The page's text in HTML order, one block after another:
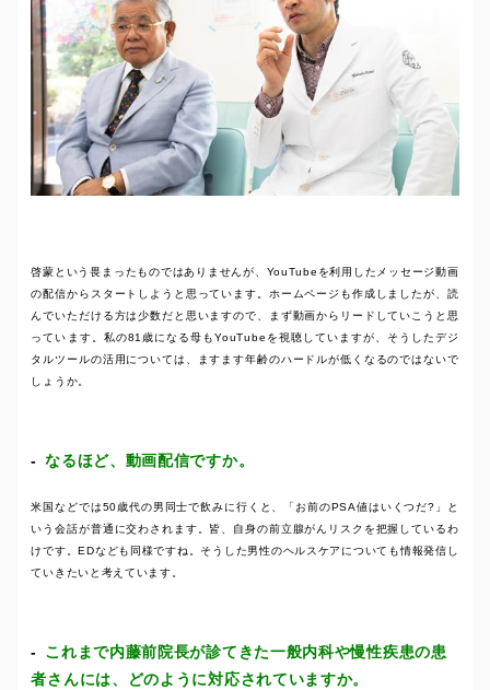
啓蒙という畏まったものではありませんが、YouTubeを利用したメッセージ動画
の配信からスタートしようと思っています。ホームページも作成しましたが、読
んでいただける方は少数だと思いますので、まず動画からリードしていこうと思
っています。私の81歳になる母もYouTubeを視聴していますが、そうしたデジ
タルツールの活用については、ますます年齢のハードルが低くなるのではないで
しょうか。
なるほど、動画配信ですか。
米国などでは50歳代の男同士で飲みに行くと、「お前のPSA値はいくつだ?」と
いう会話が普通に交わされます。皆、自身の前立腺がんリスクを把握しているわ
けです。EDなども同様ですね。そうした男性のヘルスケアについても情報発信し
ていきたいと考えています。
これまで内藤前院長が診てきた一般内科や慢性疾患の患
者さんには、どのように対応されていますか。